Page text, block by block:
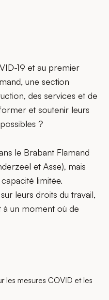
19 et au premier
une section
des services et de
et soutenir leurs
?
le Brabant Flamand
et Asse), mais
limitée.
leurs droits du travail,
à un moment où de
les mesures COVID et les